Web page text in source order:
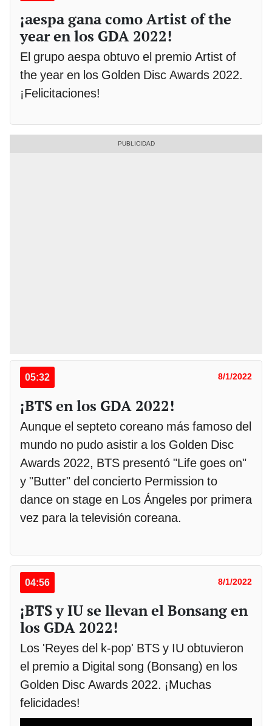
¡aespa gana como Artist of the
year en los GDA 2022!
El grupo aespa obtuvo el premio Artist of
the year en los Golden Disc Awards 2022.
¡Felicitaciones!
05:32 8/1/2022
¡BTS en los GDA 2022!
Aunque el septeto coreano más famoso del
mundo no pudo asistir a los Golden Disc
Awards 2022, BTS presentó "Life goes on"
y "Butter" del concierto Permission to
dance on stage en Los Ángeles por primera
vez para la televisión coreana.
04:56 8/1/2022
¡BTS y IU se llevan el Bonsang en
los GDA 2022!
Los 'Reyes del k-pop' BTS y IU obtuvieron
el premio a Digital song (Bonsang) en los
Golden Disc Awards 2022. ¡Muchas
felicidades!